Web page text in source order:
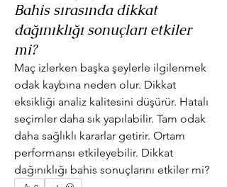
Bahis sırasında dikkat
dağınıklığı sonuçları etkiler
mi?
Maç izlerken başka şeylerle ilgilenmek
odak kaybına neden olur. Dikkat
eksikliği analiz kalitesini düşürür. Hatalı
seçimler daha sık yapılabilir. Tam odak
daha sağlıklı kararlar getirir. Ortam
performansı etkileyebilir. Dikkat
dağınıklığı bahis sonuçlarını etkiler mi?